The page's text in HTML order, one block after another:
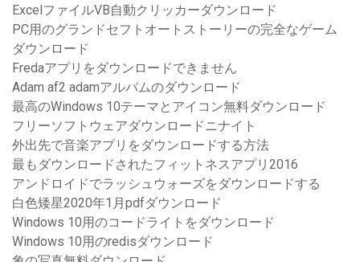
ExcelファイルVB自動クリッカーダウンロード
PC用のグランドセフトオートストーリーの完全なゲーム
ダウンロード
Fredaアプリをダウンロードできません
Adam af2 adamアルバムのダウンロード
最高のWindows 10テーマとアイコン無料ダウンロード
フリーソフトウェアダウンロードニナイト
外出先で音楽アプリをダウンロードする方法
最もダウンロードされたフィットネスアプリ2016
アンドロイドでラッシュウォーズをダウンロードする
白色矮星2020年1月pdfダウンロード
Windows 10用のコードライトをダウンロード
Windows 10用のredisダウンロード